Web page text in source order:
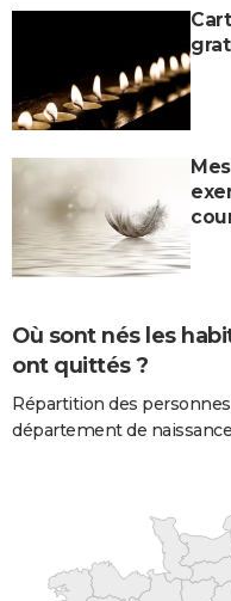
Où sont nés les
ont quittés ?
Répartition des
département de